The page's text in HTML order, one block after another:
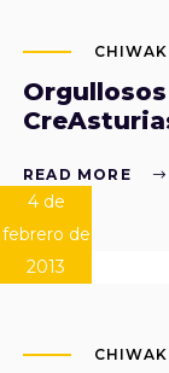
READ MORE
4 de
febrero de
2013